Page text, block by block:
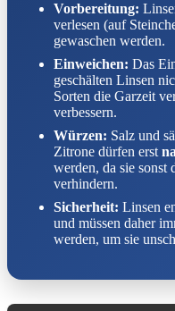
Vorbereitung:
verlesen (auf
gewaschen werden.
Einweichen: Das
geschälten Linsen
Sorten die Garzeit
verbessern.
Würzen: Salz und
Zitrone dürfen erst
werden, da sie sonst
verhindern.
Sicherheit: Linsen
und müssen daher
werden, um sie